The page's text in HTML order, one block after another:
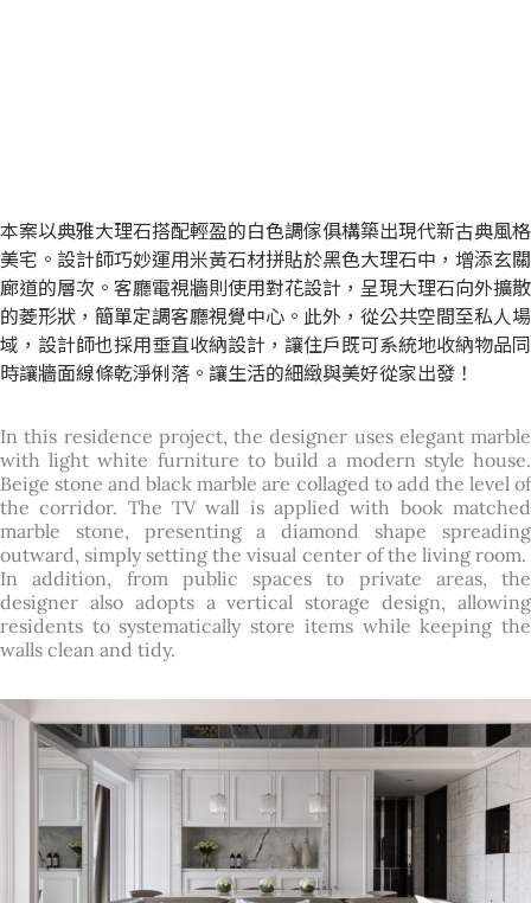
本案以典雅大理石搭配輕盈的白色調傢俱構築出現代新古典風格
美宅。設計師巧妙運用米黃石材拼貼於黑色大理石中，增添玄關
廊道的層次。客廳電視牆則使用對花設計，呈現大理石向外擴散
的菱形狀，簡單定調客廳視覺中心。此外，從公共空間至私人場
域，設計師也採用垂直收納設計，讓住戶既可系統地收納物品同
時讓牆面線條乾淨俐落。讓生活的細緻與美好從家出發！
In this residence project, the designer uses elegant marble
with light white furniture to build a modern style house.
Beige stone and black marble are collaged to add the level of
the corridor. The TV wall is applied with book matched
marble stone, presenting a diamond shape spreading
outward, simply setting the visual center of the living room.
In addition, from public spaces to private areas, the
designer also adopts a vertical storage design, allowing
residents to systematically store items while keeping the
walls clean and tidy.